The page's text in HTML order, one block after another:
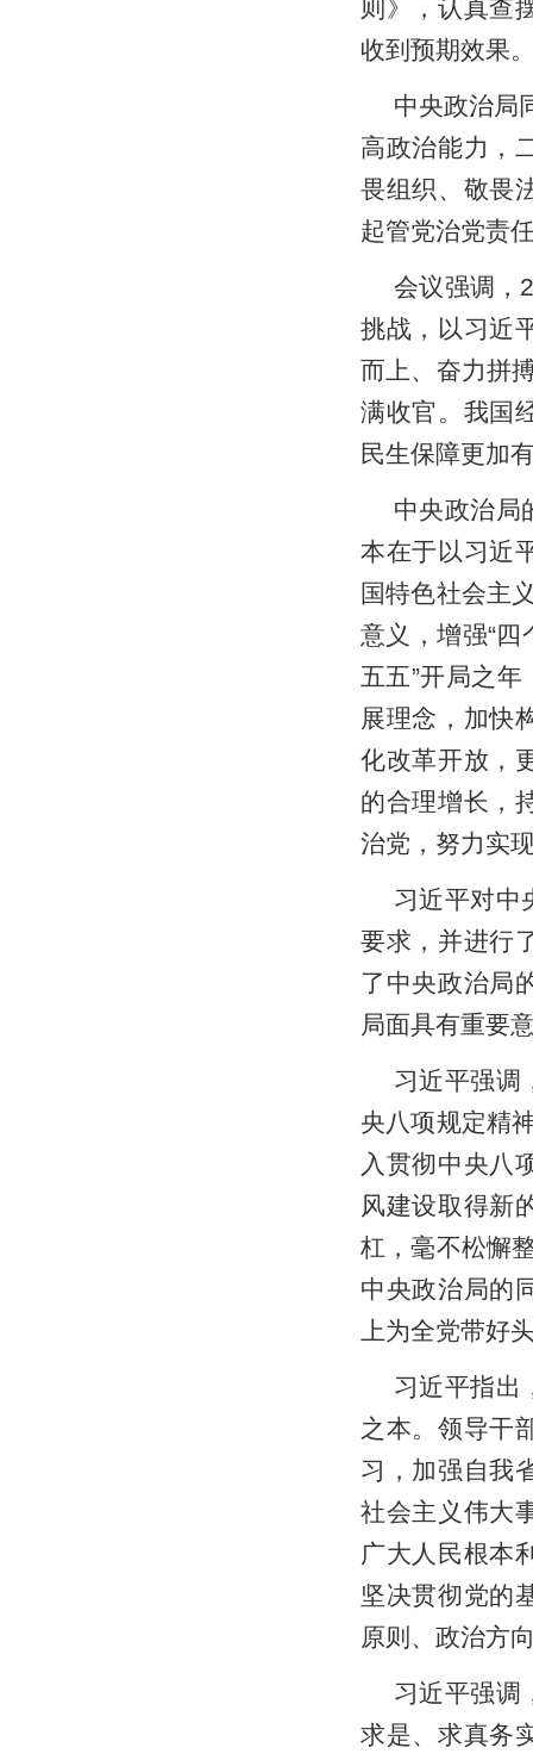
则》，认真查
收到预期效果
中央政治局
高政治能力，
畏组织、敬畏
起管党治党责
会议强调，
挑战，以习近
而上、奋力拼
满收官。我国
民生保障更加
中央政治局
本在于以习近
国特色社会主
意义，增强“四
五五”开局之
展理念，加快
化改革开放，
的合理增长，
治党，努力实
习近平对中
要求，并进行
了中央政治局
局面具有重要
习近平强调
央八项规定精
入贯彻中央八
风建设取得新
杠，毫不松懈
中央政治局的
上为全党带好
习近平指出
之本。领导干
习，加强自我
社会主义伟大
广大人民根本
坚决贯彻党的
原则、政治方
习近平强调
求是、求真务